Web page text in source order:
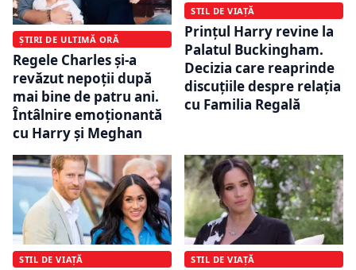
ȘTIRI DE ULTIMĂ ORĂ
Regele Charles și-a
revăzut nepoții după
mai bine de patru ani.
Întâlnire emoționantă
cu Harry și Meghan
STIL DE VIAȚĂ
Prințul Harry revine la
Palatul Buckingham.
Decizia care reaprinde
discuțiile despre relația
cu Familia Regală
STIL DE VIAȚĂ STIL DE VIAȚĂ